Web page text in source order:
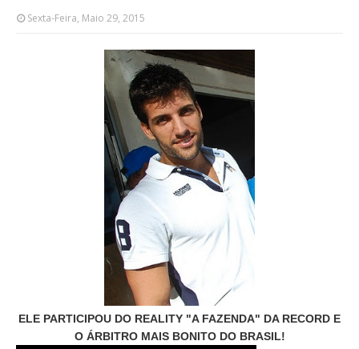
Sexta-Feira, Maio 29, 2015
ELE PARTICIPOU DO REALITY "A FAZENDA" DA RECORD E
O ÁRBITRO MAIS BONITO DO BRASIL!